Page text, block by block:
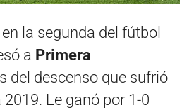
la segunda del fútbol
a Primera
del descenso que sufrió
Le ganó por 1-0